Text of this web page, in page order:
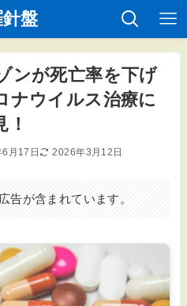
盤
ンが死亡率を下げ
ナウイルス治療に
月17日 2026年3月12日
告が含まれています。